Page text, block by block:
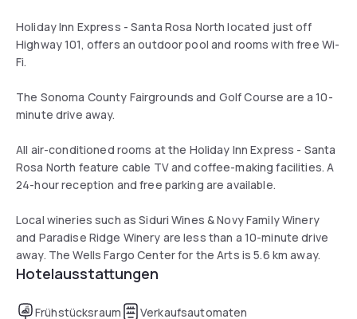
Holiday Inn Express - Santa Rosa North located just off
Highway 101, offers an outdoor pool and rooms with free Wi-
Fi.
The Sonoma County Fairgrounds and Golf Course are a 10-
minute drive away.
All air-conditioned rooms at the Holiday Inn Express - Santa
Rosa North feature cable TV and coffee-making facilities. A
24-hour reception and free parking are available.
Local wineries such as Siduri Wines & Novy Family Winery
and Paradise Ridge Winery are less than a 10-minute drive
away. The Wells Fargo Center for the Arts is 5.6 km away.
Hotelausstattungen
Frühstücksraum Verkaufsautomaten